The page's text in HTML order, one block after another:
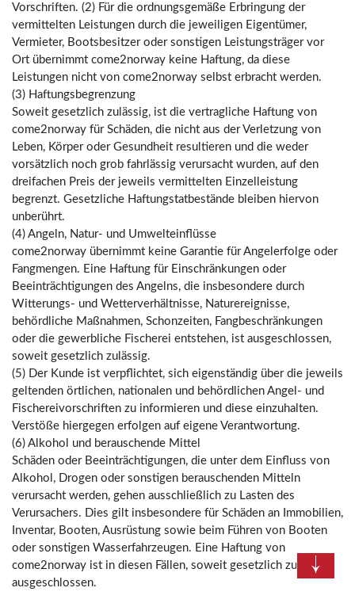
Vorschriften. (2) Für die ordnungsgemäße Erbringung der
vermittelten Leistungen durch die jeweiligen Eigentümer,
Vermieter, Bootsbesitzer oder sonstigen Leistungsträger vor
Ort übernimmt come2norway keine Haftung, da diese
Leistungen nicht von come2norway selbst erbracht werden.
(3) Haftungsbegrenzung
Soweit gesetzlich zulässig, ist die vertragliche Haftung von
come2norway für Schäden, die nicht aus der Verletzung von
Leben, Körper oder Gesundheit resultieren und die weder
vorsätzlich noch grob fahrlässig verursacht wurden, auf den
dreifachen Preis der jeweils vermittelten Einzelleistung
begrenzt. Gesetzliche Haftungstatbestände bleiben hiervon
unberührt.
(4) Angeln, Natur- und Umwelteinflüsse
come2norway übernimmt keine Garantie für Angelerfolge oder
Fangmengen. Eine Haftung für Einschränkungen oder
Beeinträchtigungen des Angelns, die insbesondere durch
Witterungs- und Wetterverhältnisse, Naturereignisse,
behördliche Maßnahmen, Schonzeiten, Fangbeschränkungen
oder die gewerbliche Fischerei entstehen, ist ausgeschlossen,
soweit gesetzlich zulässig.
(5) Der Kunde ist verpflichtet, sich eigenständig über die jeweils
geltenden örtlichen, nationalen und behördlichen Angel- und
Fischereivorschriften zu informieren und diese einzuhalten.
Verstöße hiergegen erfolgen auf eigene Verantwortung.
(6) Alkohol und berauschende Mittel
Schäden oder Beeinträchtigungen, die unter dem Einfluss von
Alkohol, Drogen oder sonstigen berauschenden Mitteln
verursacht werden, gehen ausschließlich zu Lasten des
Verursachers. Dies gilt insbesondere für Schäden an Immobilien,
Inventar, Booten, Ausrüstung sowie beim Führen von Booten
oder sonstigen Wasserfahrzeugen. Eine Haftung von
come2norway ist in diesen Fällen, soweit gesetzlich zulässig,
ausgeschlossen.